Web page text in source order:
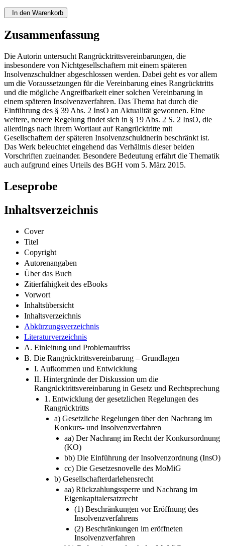
In den Warenkorb
Zusammenfassung
Die Autorin untersucht Rangrücktrittsvereinbarungen, die
insbesondere von Nichtgesellschaftern mit einem späteren
Insolvenzschuldner abgeschlossen werden. Dabei geht es vor allem
um die Voraussetzungen für die Vereinbarung eines Rangrücktritts
und die mögliche Angreifbarkeit einer solchen Vereinbarung in
einem späteren Insolvenzverfahren. Das Thema hat durch die
Einführung des § 39 Abs. 2 InsO an Aktualität gewonnen. Eine
weitere, neuere Regelung findet sich in § 19 Abs. 2 S. 2 InsO, die
allerdings nach ihrem Wortlaut auf Rangrücktritte mit
Gesellschaftern der späteren Insolvenzschuldnerin beschränkt ist.
Das Werk beleuchtet eingehend das Verhältnis dieser beiden
Vorschriften zueinander. Besondere Bedeutung erfährt die Thematik
auch aufgrund eines Urteils des BGH vom 5. März 2015.
Leseprobe
Inhaltsverzeichnis
Cover
Titel
Copyright
Autorenangaben
Über das Buch
Zitierfähigkeit des eBooks
Vorwort
Inhaltsübersicht
Inhaltsverzeichnis
Abkürzungsverzeichnis
Literaturverzeichnis
A. Einleitung und Problemaufriss
B. Die Rangrücktrittsvereinbarung – Grundlagen
I. Aufkommen und Entwicklung
II. Hintergründe der Diskussion um die
Rangrücktrittsvereinbarung in Gesetz und Rechtsprechung
1. Entwicklung der gesetzlichen Regelungen des
Rangrücktritts
a) Gesetzliche Regelungen über den Nachrang im
Konkurs- und Insolvenzverfahren
aa) Der Nachrang im Recht der Konkursordnung
(KO)
bb) Die Einführung der Insolvenzordnung (InsO)
cc) Die Gesetzesnovelle des MoMiG
b) Gesellschafterdarlehensrecht
aa) Rückzahlungssperre und Nachrang im
Eigenkapitalersatzrecht
(1) Beschränkungen vor Eröffnung des
Insolvenzverfahrens
(2) Beschränkungen im eröffneten
Insolvenzverfahren